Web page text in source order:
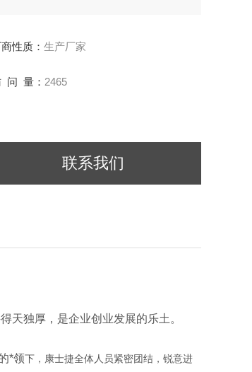
性质： 生产厂家
问 量： 2465
联系我们
天独厚，是企业创业发展的乐土。
*领下，康士捷全体人员紧密团结，锐意进